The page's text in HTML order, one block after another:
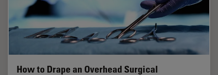
How to Drape an Overhead Surgical